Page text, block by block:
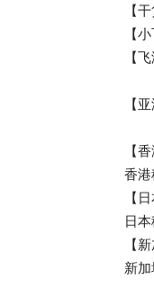
【
【
【
【
【
香港
【
日
【
新